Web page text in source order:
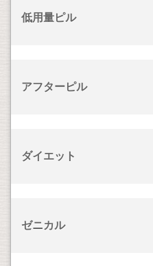
低用量ピル
アフターピル
ダイエット
ゼニカル